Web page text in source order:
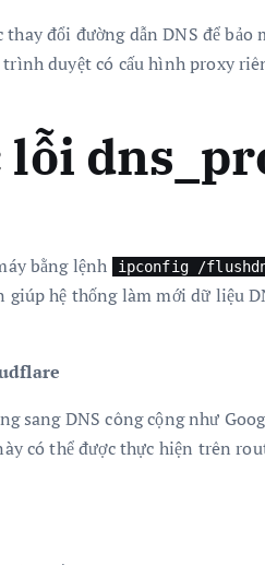
đổi đường dẫn DNS để
duyệt có cấu hình proxy
lỗi
bằng lệnh
ipconfig /
giúp hệ thống làm mới dữ
sang DNS công cộng như
có thể được thực hiện trên